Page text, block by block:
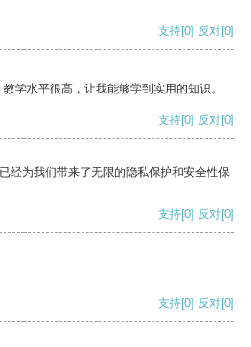
支持[0] 反对[0]
学水平很高，让我能够学到实用的知识。
支持[0] 反对[0]
经为我们带来了无限的隐私保护和安全性保
支持[0] 反对[0]
支持[0] 反对[0]